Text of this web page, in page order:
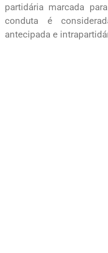
partidária marcada
conduta é
antecipada e